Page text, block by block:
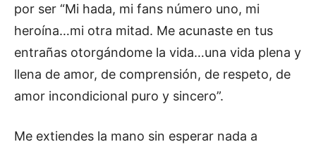
por ser “Mi hada, mi fans número uno, mi
heroína…mi otra mitad. Me acunaste en tus
entrañas otorgándome la vida…una vida plena y
llena de amor, de comprensión, de respeto, de
amor incondicional puro y sincero”.
Me extiendes la mano sin esperar nada a